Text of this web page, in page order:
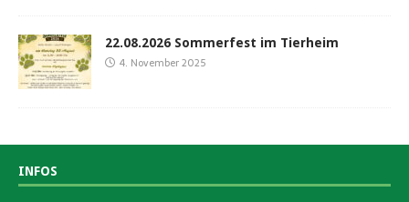
22.08.2026 Sommerfest im Tierheim
4. November 2025
INFOS